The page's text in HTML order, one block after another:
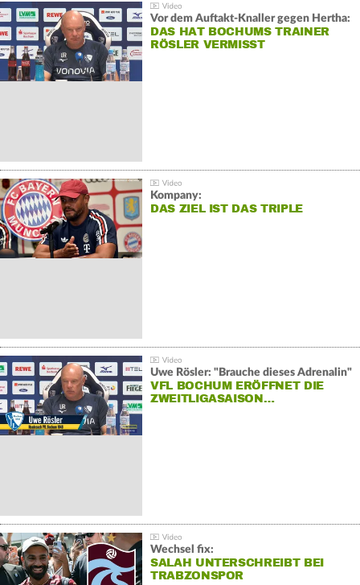
Vor dem Auftakt-Knaller gegen Hertha:
DAS HAT BOCHUMS TRAINER
RÖSLER VERMISST
Kompany:
DAS ZIEL IST DAS TRIPLE
Uwe Rösler: "Brauche dieses Adrenalin"
VFL BOCHUM ERÖFFNET DIE
ZWEITLIGASAISON…
Wechsel fix:
SALAH UNTERSCHREIBT BEI
TRABZONSPOR